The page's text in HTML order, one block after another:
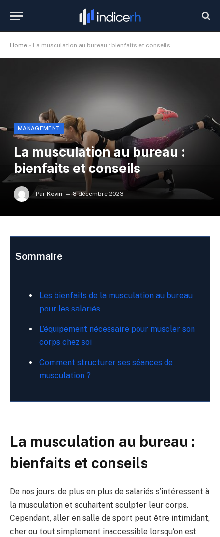
Home » La musculation au bureau : bienfaits et conseils
MANAGEMENT
La musculation au bureau :
bienfaits et conseils
Par Kevin 8 décembre 2023
Sommaire
Les bienfaits de la musculation au bureau
pour les salariés
L’équipement nécessaire pour muscler son
corps chez soi
Comment structurer ses séances de
musculation ?
La musculation au bureau :
bienfaits et conseils
De nos jours, de plus en plus de salariés s’intéressent à
la musculation et souhaitent sculpter leur corps.
Cependant, aller en salle de sport peut être intimidant,
cher ou tout simplement inaccessible lorsqu‘on est